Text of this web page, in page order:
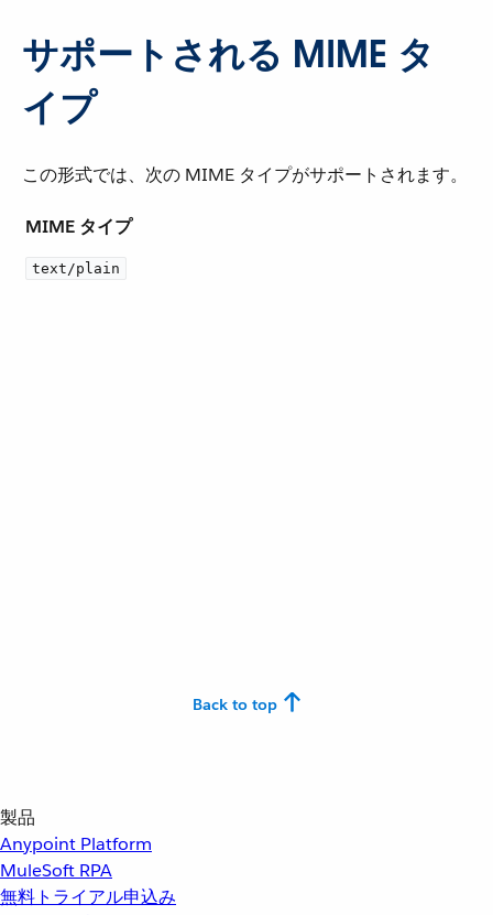
サポートされる MIME タ
イプ
この形式では、次の MIME タイプがサポートされます。
MIME タイプ
text/plain
Back to top
製品
Anypoint Platform
MuleSoft RPA
無料トライアル申込み